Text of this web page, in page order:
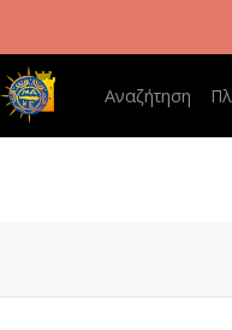
Main
Αναζήτηση